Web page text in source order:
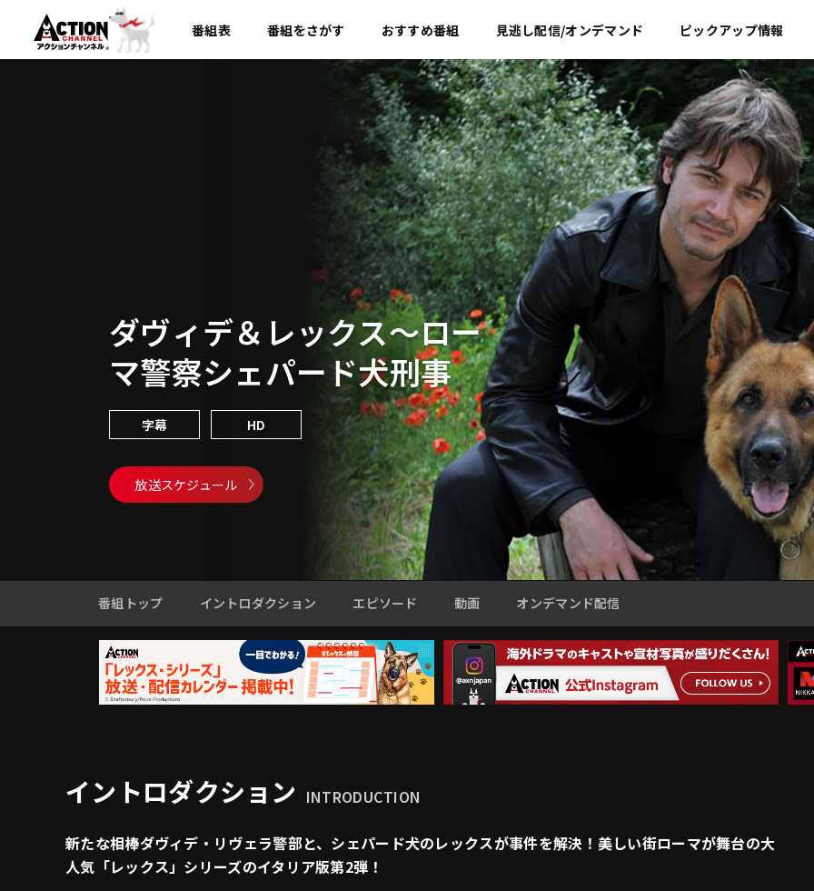
番組表 番組をさがす おすすめ番組 見逃し配信/オンデマンド ピックアップ情報
ダヴィデ＆レックス～ロー
マ警察シェパード犬刑事
字幕 HD
放送スケジュール
番組トップ イントロダクション エピソード 動画 オンデマンド配信
イントロダクション INTRODUCTION
新たな相棒ダヴィデ・リヴェラ警部と、シェパード犬のレックスが事件を解決！美しい街ローマが舞台の大
人気「レックス」シリーズのイタリア版第2弾！